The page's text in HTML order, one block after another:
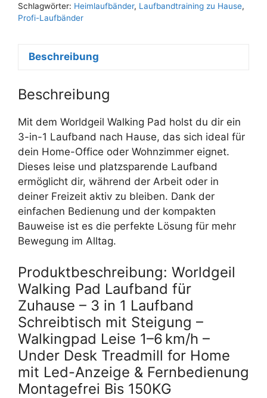
Schlagwörter: Heimlaufbänder, Laufbandtraining zu Hause,
Profi-Laufbänder
Beschreibung
Beschreibung
Mit dem Worldgeil Walking Pad holst du dir ein
3-in-1 Laufband nach Hause, das sich ideal für
dein Home-Office oder Wohnzimmer eignet.
Dieses leise und platzsparende Laufband
ermöglicht dir, während der Arbeit oder in
deiner Freizeit aktiv zu bleiben. Dank der
einfachen Bedienung und der kompakten
Bauweise ist es die perfekte Lösung für mehr
Bewegung im Alltag.
Produktbeschreibung: Worldgeil
Walking Pad Laufband für
Zuhause – 3 in 1 Laufband
Schreibtisch mit Steigung –
Walkingpad Leise 1–6 km/h –
Under Desk Treadmill for Home
mit Led-Anzeige & Fernbedienung
Montagefrei Bis 150KG